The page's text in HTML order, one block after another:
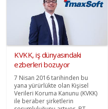
KVKK, iş dünyasındaki
ezberleri bozuyor
7 Nisan 2016 tarihinden bu
yana yürürlükte olan Kişisel
Verileri Koruma Kanunu (KVKK)
ile beraber şirketlerin